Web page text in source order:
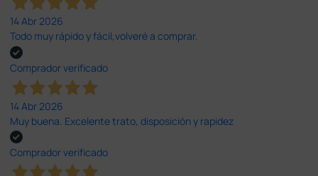
14 Abr 2026
Todo muy rápido y fácil,volveré a comprar.
Comprador verificado
14 Abr 2026
Muy buena. Excelente trato, disposición y rapidez
Comprador verificado